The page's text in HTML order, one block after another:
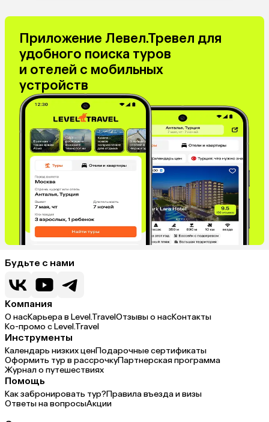
Приложение Левел.Тревел для
удобного поиска туров
и отелей с мобильных
устройств
Будьте с нами
Компания
О насКарьера в Level.TravelОтзывы о насКонтакты
Ко-промо с Level.Travel
Инструменты
Календарь низких ценПодарочные сертификаты
Оформить тур в рассрочкуПартнерская программа
Журнал о путешествиях
Помощь
Как забронировать тур?Правила въезда и визы
Ответы на вопросыАкции